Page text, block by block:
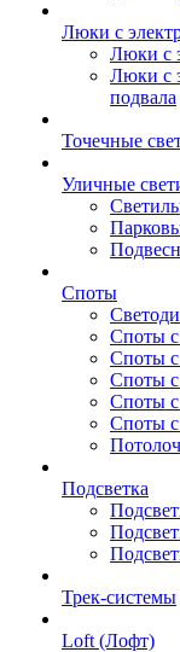
Люки с
Люки с
Люки с
подвала
Точечные
Уличные
Споты
Споты
Споты
Споты
Споты
Споты
Подсветка
Трек-системы
Loft (Лофт)